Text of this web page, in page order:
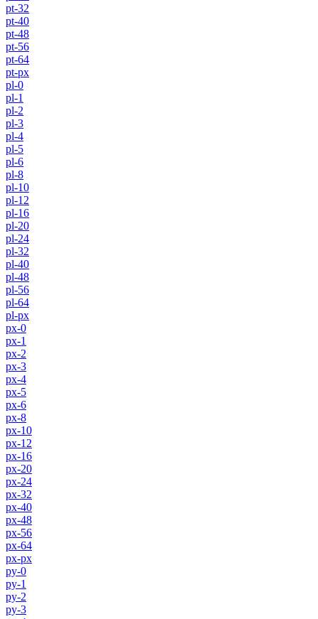
pt-32
pt-40
pt-48
pt-56
pt-64
pt-px
pl-0
pl-1
pl-2
pl-3
pl-4
pl-5
pl-6
pl-8
pl-10
pl-12
pl-16
pl-20
pl-24
pl-32
pl-40
pl-48
pl-56
pl-64
pl-px
px-0
px-1
px-2
px-3
px-4
px-5
px-6
px-8
px-10
px-12
px-16
px-20
px-24
px-32
px-40
px-48
px-56
px-64
px-px
py-0
py-1
py-2
py-3